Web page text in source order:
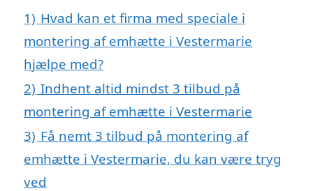
1) Hvad kan et firma med speciale i
montering af emhætte i Vestermarie
hjælpe med?
2) Indhent altid mindst 3 tilbud på
montering af emhætte i Vestermarie
3) Få nemt 3 tilbud på montering af
emhætte i Vestermarie, du kan være tryg
ved